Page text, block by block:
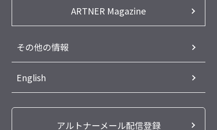
ARTNER Magazine
その他の情報
English
アルトナーメール配信登録